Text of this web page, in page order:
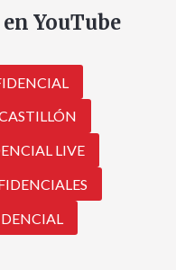
YouTube
LIVE